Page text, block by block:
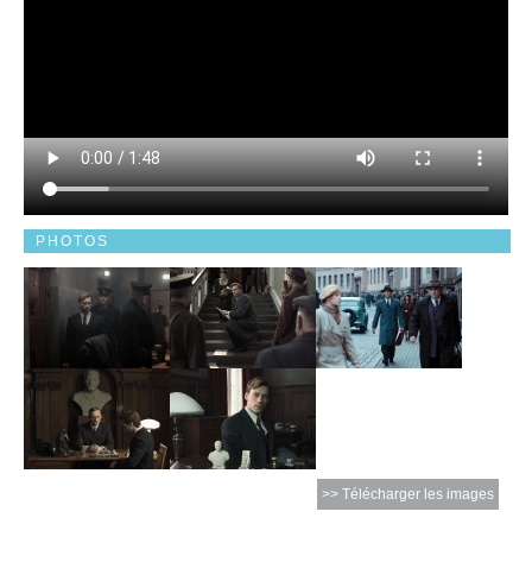
PHOTOS
>> Télécharger les images